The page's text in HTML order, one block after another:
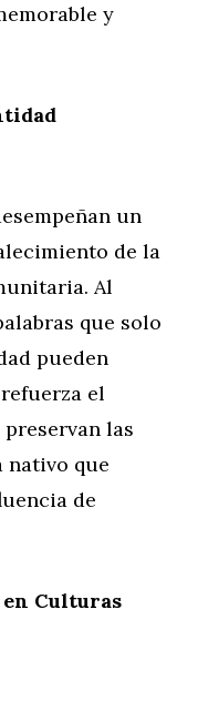
y
un
de la
Al
que solo
pueden
el
las
que
de
en Culturas